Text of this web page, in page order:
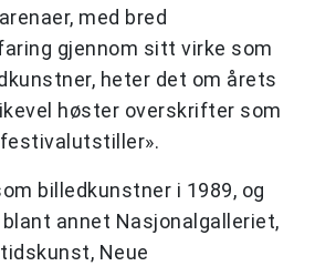
med bred
gjennom sitt virke som
heter det om årets
høster overskrifter som
billedkunstner i 1989, og
annet Nasjonalgalleriet,
Neue